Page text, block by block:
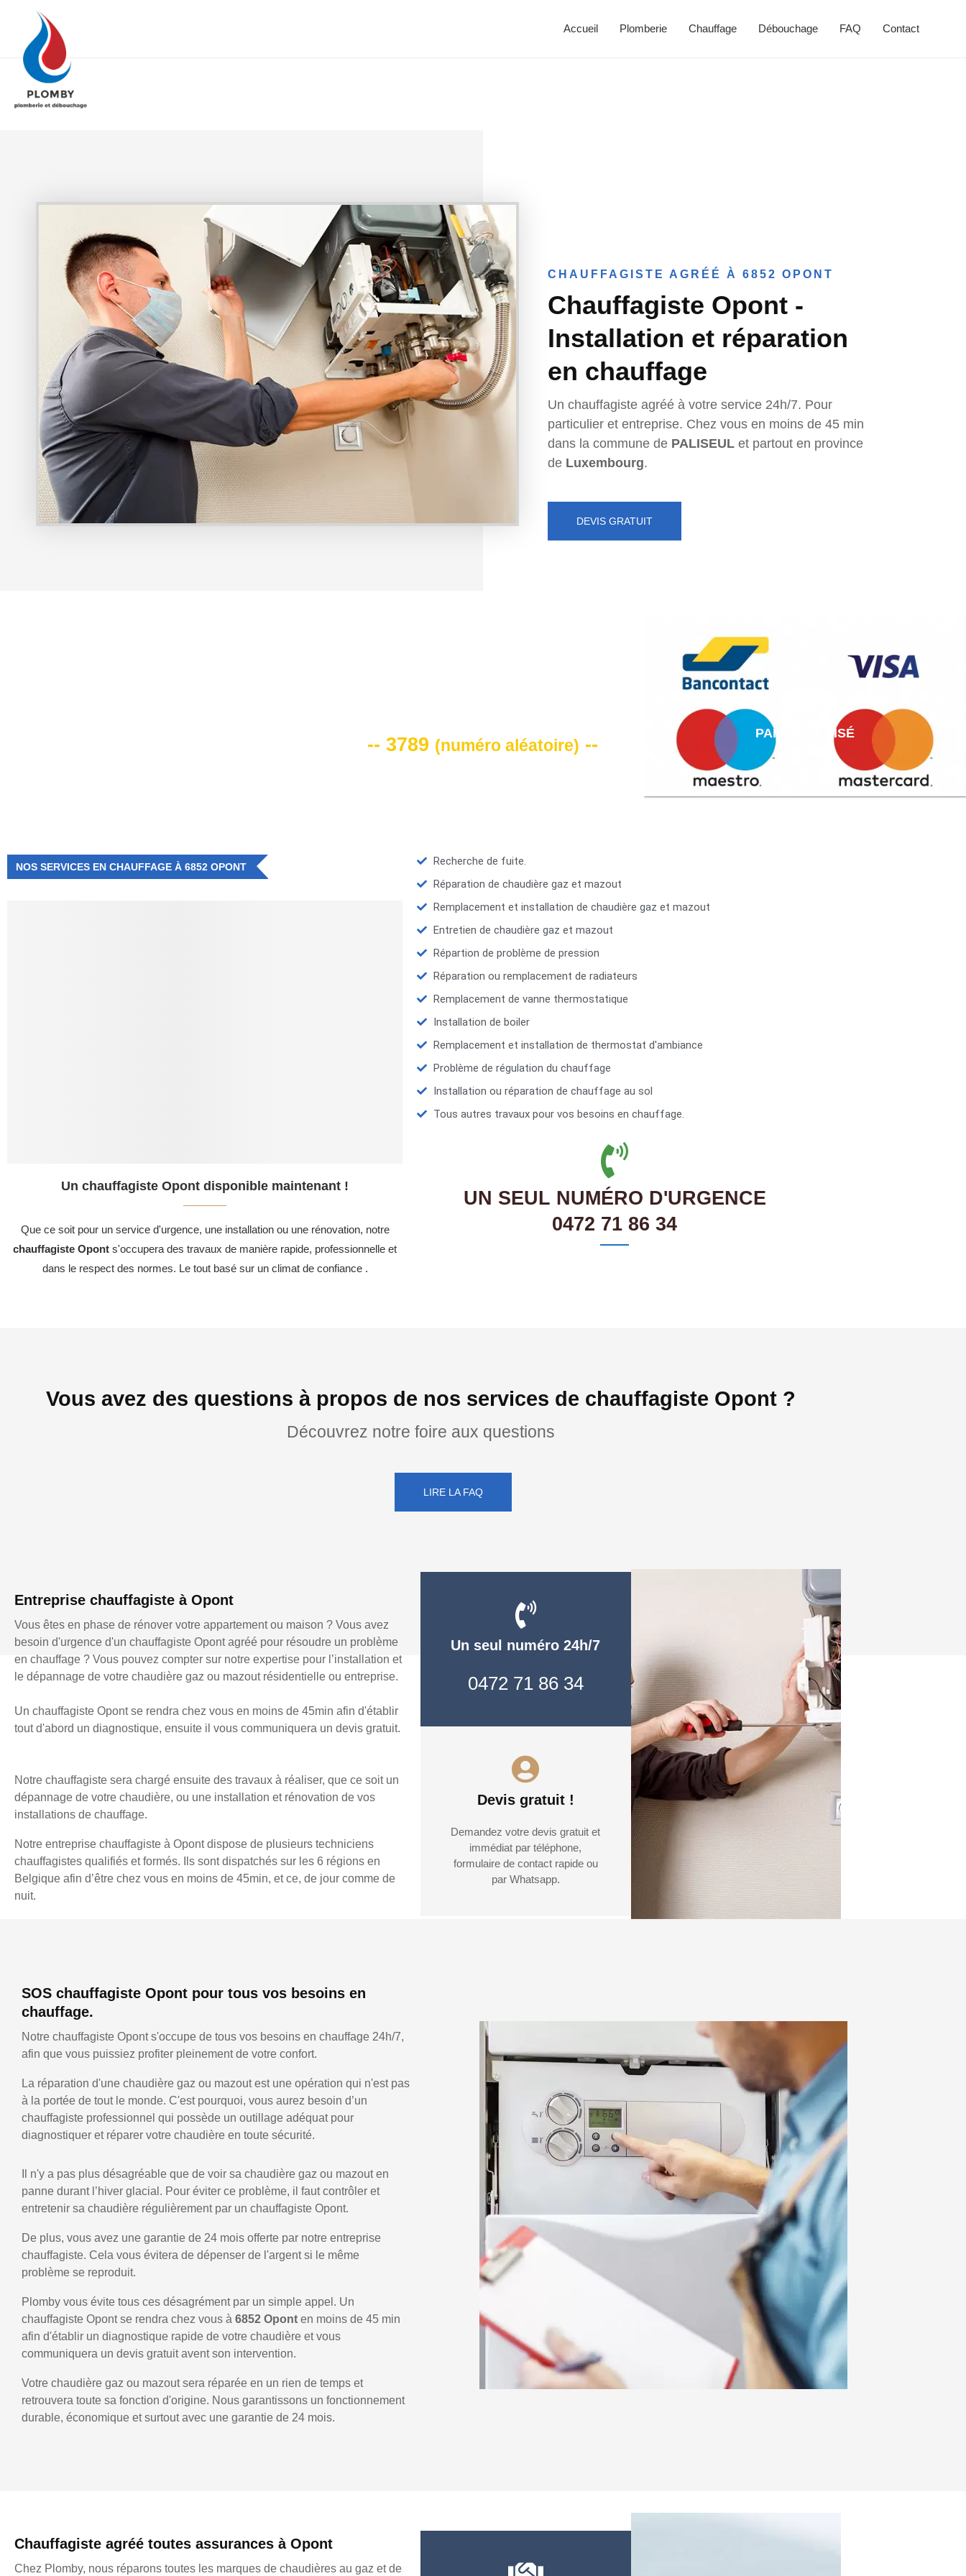
Accueil Plomberie Chauffage Débouchage FAQ Contact
CHAUFFAGISTE AGRÉÉ À 6852 OPONT
Chauffagiste Opont -
Installation et réparation
en chauffage
Un chauffagiste agréé à votre service 24h/7. Pour
particulier et entreprise. Chez vous en moins de 45 min
dans la commune de PALISEUL et partout en province
de Luxembourg.
DEVIS GRATUIT
-- 3789 (numéro aléatoire) --
PAIEMENT AISÉ
NOS SERVICES EN CHAUFFAGE À 6852 OPONT
Un chauffagiste Opont disponible maintenant !
Que ce soit pour un service d'urgence, une installation ou une rénovation, notre
chauffagiste Opont s'occupera des travaux de manière rapide, professionnelle et
dans le respect des normes. Le tout basé sur un climat de confiance .
Recherche de fuite.
Réparation de chaudière gaz et mazout
Remplacement et installation de chaudière gaz et mazout
Entretien de chaudière gaz et mazout
Répartion de problème de pression
Réparation ou remplacement de radiateurs
Remplacement de vanne thermostatique
Installation de boiler
Remplacement et installation de thermostat d'ambiance
Problème de régulation du chauffage
Installation ou réparation de chauffage au sol
Tous autres travaux pour vos besoins en chauffage.
UN SEUL NUMÉRO D'URGENCE
0472 71 86 34
Vous avez des questions à propos de nos services de chauffagiste Opont ?
Découvrez notre foire aux questions
LIRE LA FAQ
Entreprise chauffagiste à Opont
Vous êtes en phase de rénover votre appartement ou maison ? Vous avez
besoin d'urgence d'un chauffagiste Opont agréé pour résoudre un problème
en chauffage ? Vous pouvez compter sur notre expertise pour l’installation et
le dépannage de votre chaudière gaz ou mazout résidentielle ou entreprise.
Un chauffagiste Opont se rendra chez vous en moins de 45min afin d'établir
tout d'abord un diagnostique, ensuite il vous communiquera un devis gratuit.
Notre chauffagiste sera chargé ensuite des travaux à réaliser, que ce soit un
dépannage de votre chaudière, ou une installation et rénovation de vos
installations de chauffage.
Notre entreprise chauffagiste à Opont dispose de plusieurs techniciens
chauffagistes qualifiés et formés. Ils sont dispatchés sur les 6 régions en
Belgique afin d’être chez vous en moins de 45min, et ce, de jour comme de
nuit.
Un seul numéro 24h/7
0472 71 86 34
Devis gratuit !
Demandez votre devis gratuit et
immédiat par téléphone,
formulaire de contact rapide ou
par Whatsapp.
SOS chauffagiste Opont pour tous vos besoins en
chauffage.
Notre chauffagiste Opont s'occupe de tous vos besoins en chauffage 24h/7,
afin que vous puissiez profiter pleinement de votre confort.
La réparation d'une chaudière gaz ou mazout est une opération qui n'est pas
à la portée de tout le monde. C'est pourquoi, vous aurez besoin d’un
chauffagiste professionnel qui possède un outillage adéquat pour
diagnostiquer et réparer votre chaudière en toute sécurité.
Il n'y a pas plus désagréable que de voir sa chaudière gaz ou mazout en
panne durant l’hiver glacial. Pour éviter ce problème, il faut contrôler et
entretenir sa chaudière régulièrement par un chauffagiste Opont.
De plus, vous avez une garantie de 24 mois offerte par notre entreprise
chauffagiste. Cela vous évitera de dépenser de l'argent si le même
problème se reproduit.
Plomby vous évite tous ces désagrément par un simple appel. Un
chauffagiste Opont se rendra chez vous à 6852 Opont en moins de 45 min
afin d'établir un diagnostique rapide de votre chaudière et vous
communiquera un devis gratuit avent son intervention.
Votre chaudière gaz ou mazout sera réparée en un rien de temps et
retrouvera toute sa fonction d'origine. Nous garantissons un fonctionnement
durable, économique et surtout avec une garantie de 24 mois.
Chauffagiste agréé toutes assurances à Opont
Chez Plomby, nous réparons toutes les marques de chaudières au gaz et de